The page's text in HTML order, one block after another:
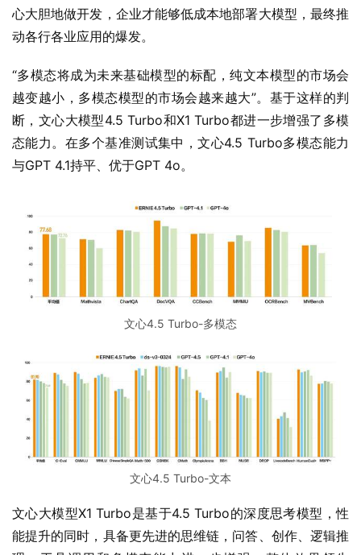
心大胆地做开发，企业才能够低成本地部署大模型，最终推
动各行各业应用的爆发。
“多模态将成为未来基础模型的标配，纯文本模型的市场会
越变越小，多模态模型的市场会越来越大”。基于这样的判
断，文心大模型4.5 Turbo和X1 Turbo都进一步增强了多模
态能力。在多个基准测试集中，文心4.5 Turbo多模态能力
与GPT 4.1持平、优于GPT 4o。
文心4.5 Turbo-多模态
文心4.5 Turbo-文本
文心大模型X1 Turbo是基于4.5 Turbo的深度思考模型，性
能提升的同时，具备更先进的思维链，问答、创作、逻辑推